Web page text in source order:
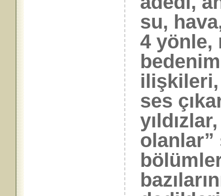
su,
4 yönle,
ilişkileri,
ses
olanlar”